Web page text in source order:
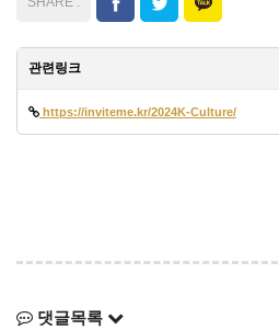
관련링크
https://inviteme.kr/2024K-Culture/
댓글목록